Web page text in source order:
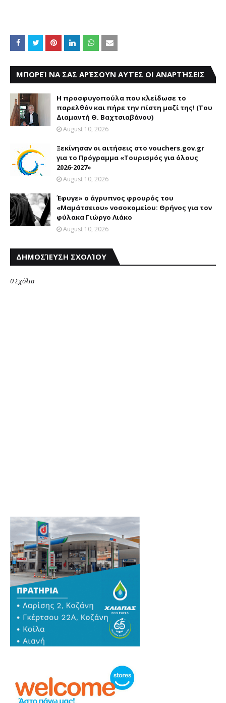
ΜΠΟΡΕΊ ΝΑ ΣΑΣ ΑΡΈΣΟΥΝ ΑΥΤΈΣ ΟΙ ΑΝΑΡΤΉΣΕΙΣ
Η προσφυγοπούλα που κλείδωσε το
παρελθόν και πήρε την πίστη μαζί της! (Του
Διαμαντή Θ. Βαχτσιαβάνου)
August 10, 2026
Ξεκίνησαν οι αιτήσεις στο vouchers.gov.gr
για το Πρόγραμμα «Τουρισμός για όλους
2026-2027»
August 10, 2026
Έφυγε» ο άγρυπνος φρουρός του
«Μαμάτσειου» νοσοκομείου: Θρήνος για τον
φύλακα Γιώργο Λιάκο
August 10, 2026
ΔΗΜΟΣΊΕΥΣΗ ΣΧΟΛΊΟΥ
0 Σχόλια